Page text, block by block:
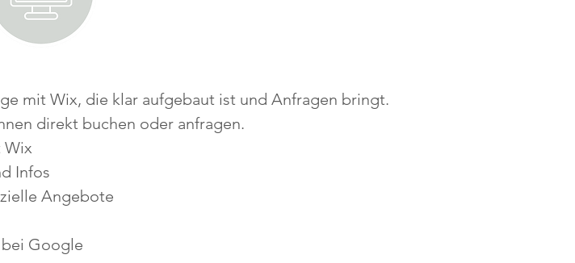
mit Wix, die klar aufgebaut ist und Anfragen bringt.
direkt buchen oder anfragen.
Wix
Infos
Angebote
Google